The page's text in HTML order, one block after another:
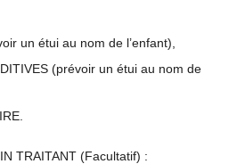
un étui au nom de l’enfant),
(prévoir un étui au nom de
TRAITANT (Facultatif) :